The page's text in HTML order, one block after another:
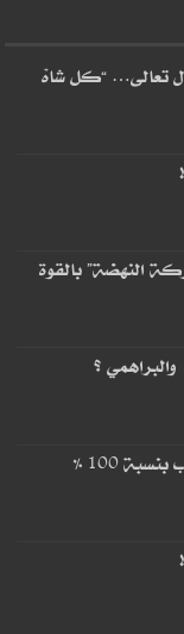
تعالى… “كل شاهْ
النهضة” بالقوة
؟
100 %